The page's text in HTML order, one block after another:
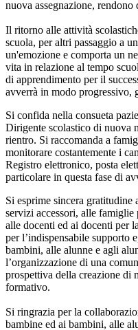
nuova assegnazione, rendono
Il ritorno alle attività
scuola, per altri passaggio a
un'emozione e comporta un
vita in relazione al tempo
di apprendimento per il
avverrà in modo progressivo,
Si confida nella consueta
Dirigente scolastico di nuova
rientro. Si raccomanda a
monitorare costantemente i
Registro elettronico, posta
particolare in questa fase di
Si esprime sincera
servizi accessori, alle famiglie
alle docenti ed ai docenti per
per l’indispensabile supporto
bambini, alle alunne e agli
l’organizzazione di una
prospettiva della creazione di
formativo.
Si ringrazia per la
bambine ed ai bambini, alle